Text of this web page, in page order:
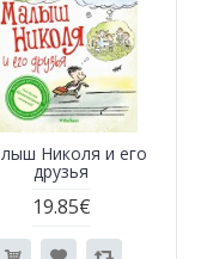
Николя и его
друзья
19.85€